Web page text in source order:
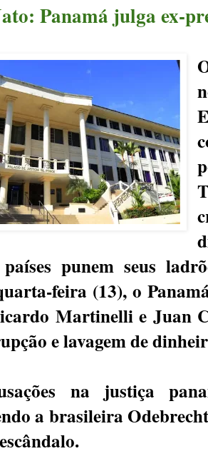
Panamá julga ex-
punem seus
feira (13), o
Martinelli e Juan
e lavagem de
na justiça
a brasileira